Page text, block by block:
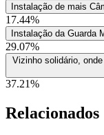
Instalação de mais
17.44%
Instalação da Guarda
29.07%
Vizinho solidário,
37.21%
Relacionados